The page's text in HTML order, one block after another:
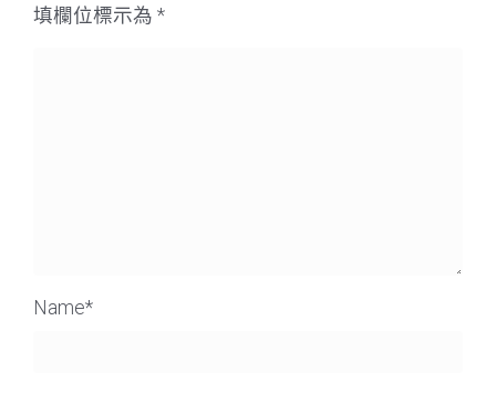
填欄位標示為 *
Name*